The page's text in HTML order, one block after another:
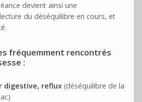
devient ainsi une
du déséquilibre en cours, et
fréquemment rencontrés
:
digestive, reflux(déséquilibre de la